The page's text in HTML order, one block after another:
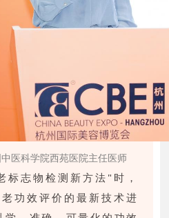
医科学院西苑医院主任医师
标志物检测新方法"时，
功效评价的最新技术进